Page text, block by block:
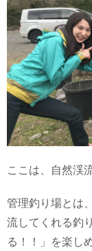
ここは、自然渓
管理釣り場とは
流してくれる釣
る！！」を楽し